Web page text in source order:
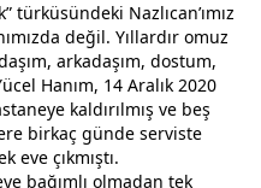
türküsündeki Nazlıcan’ımız
değil. Yıllardır omuz
arkadaşım, dostum,
Hanım, 14 Aralık 2020
kaldırılmış ve beş
birkaç günde serviste
çıkmıştı.
bağımlı olmadan tek